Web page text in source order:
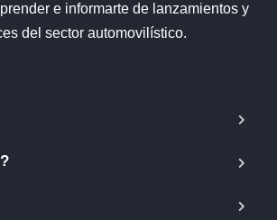
e informarte de lanzamientos y
del sector automovilístico.